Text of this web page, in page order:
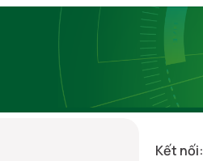
Kết nối: